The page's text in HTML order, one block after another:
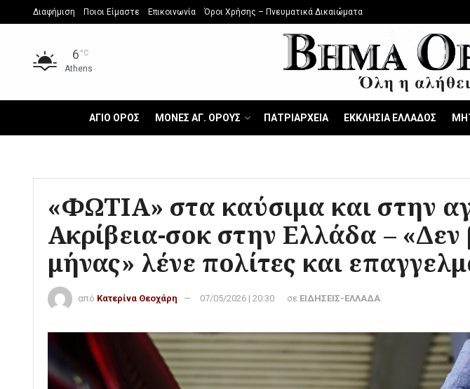
Διαφήμιση Ποιοι Είμαστε Επικοινωνία Όροι Χρήσης – Πνευματικά Δικαιώματα
6 °C
Athens
ΑΓΙΟ ΟΡΟΣ ΜΟΝΕΣ ΑΓ. ΟΡΟΥΣ ΠΑΤΡΙΑΡΧΕΙΑ ΕΚΚΛΗΣΙΑ ΕΛΛΑΔΟΣ
«ΦΩΤΙΑ» στα καύσιμα και στην
Ακρίβεια-σοκ στην Ελλάδα – «Δεν
μήνας» λένε πολίτες και
από Κατερίνα Θεοχάρη 07/05/2026 | 20:30 σε ΕΙΔΗΣΕΙΣ-ΕΛΛΑΔΑ